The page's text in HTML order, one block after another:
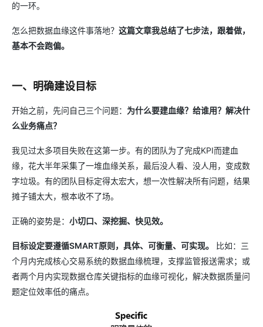
的一环。
怎么把数据血缘这件事落地？ 这篇文章我总结了七步法，跟着做，
基本不会跑偏。
一、明确建设目标
开始之前，先问自己三个问题： 为什么要建血缘？给谁用？解决什
么业务痛点？
我见过太多项目失败在这第一步。有的团队为了完成KPI而建血
缘，花大半年采集了一堆血缘关系，最后没人看、没人用，变成数
字垃圾。有的团队目标定得太宏大，想一次性解决所有问题，结果
摊子铺太大，根本收不了场。
正确的姿势是： 小切口、深挖掘、快见效。
目标设定要遵循SMART原则，具体、可衡量、可实现。
比如：三
个月内完成核心交易系统的数据血缘梳理，支撑监管报送需求；或
者两个月内实现数据仓库关键指标的血缘可视化，解决数据质量问
题定位效率低的痛点。